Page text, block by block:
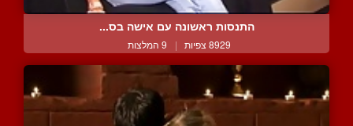
התנסות ראשונה עם אישה בס...
8929 צפיות | 9 המלצות